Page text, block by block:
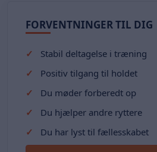
FORVENTNINGER TIL DIG
Stabil deltagelse i træning
Positiv tilgang til holdet
Du møder forberedt op
Du hjælper andre ryttere
Du har lyst til fællesskabet